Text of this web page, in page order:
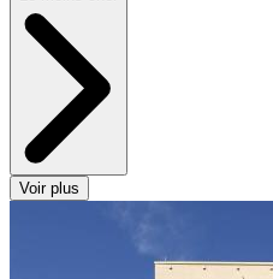
Voir plus